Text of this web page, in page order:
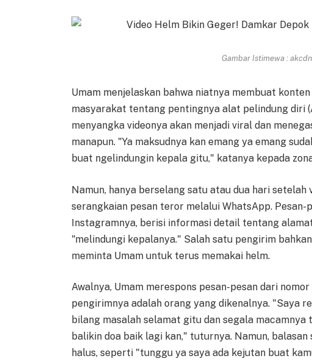
Gambar Istimewa :
Umam menjelaskan bahwa niatnya membuat
masyarakat tentang pentingnya alat pelindung diri
menyangka videonya akan menjadi viral dan
manapun. "Ya maksudnya kan emang ya emang
buat ngelindungin kepala gitu," katanya kepada
Namun, hanya berselang satu atau dua hari setelah
serangkaian pesan teror melalui WhatsApp.
Instagramnya, berisi informasi detail tentang
"melindungi kepalanya." Salah satu pengirim
meminta Umam untuk terus memakai helm.
Awalnya, Umam merespons pesan-pesan dari
pengirimnya adalah orang yang dikenalnya. "Saya
bilang masalah selamat gitu dan segala
balikin doa baik lagi kan," tuturnya. Namun,
halus, seperti "tunggu ya saya ada kejutan buat